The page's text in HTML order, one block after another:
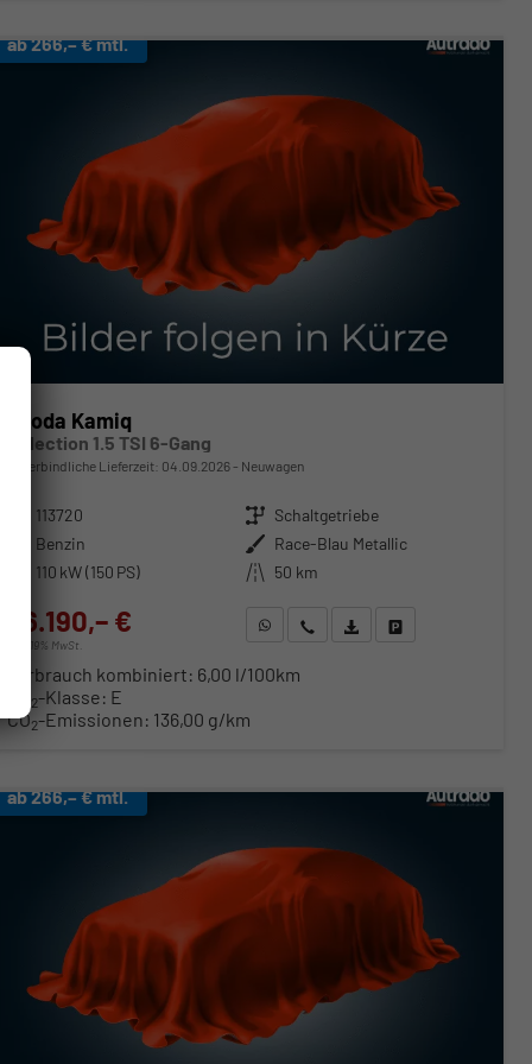
ab 266,– € mtl.
Skoda Kamiq
Selection 1.5 TSI 6-Gang
unverbindliche Lieferzeit: 04.09.2026 Neuwagen
113720 Getriebe Schaltgetriebe
Benzin Außenfarbe Race-Blau Metallic
110 kW (150 PS) Kilometerstand 50 km
26.190,– €
incl. 19% MwSt.
WhatsApp anfragen
Wir rufen Sie anFahrzeugexposé (PDF)
Fahrzeug parken
Verbrauch kombiniert: 6,00 l/100km
2-Klasse: E
CO2-Emissionen: 136,00 g/km
ab 266,– € mtl.